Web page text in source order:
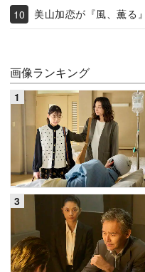
美山加恋が『風、薫る
画像ランキング